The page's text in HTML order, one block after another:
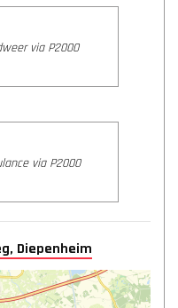
via P2000
via P2000
Diepenheim